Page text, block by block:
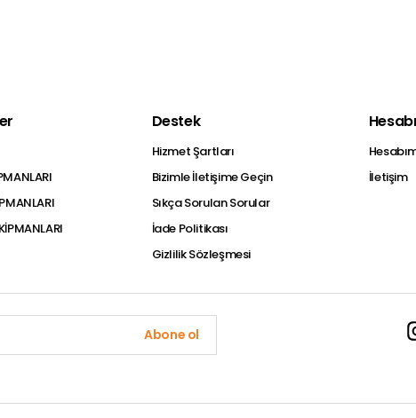
Destek
Hizmet Şartları
Bizimle İletişime Geçin
Sıkça Sorulan Sorular
İade Politikası
Gizlilik Sözleşmesi
İletişim
Abone ol